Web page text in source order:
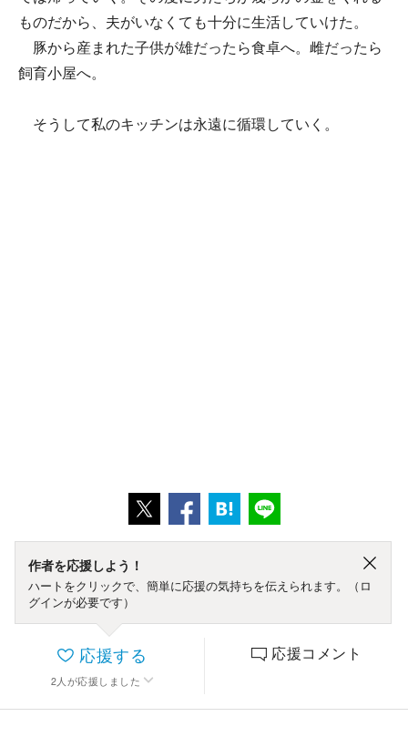
ものだから、夫がいなくても十分に生活していけた。
豚から産まれた子供が雄だったら食卓へ。雌だったら
飼育小屋へ。
そうして私のキッチンは永遠に循環していく。
作者を応援しよう！
ハートをクリックで、簡単に応援の気持ちを伝えられます。（ロ
グインが必要です）
応援する
2 人 が応援しました
応援コメント